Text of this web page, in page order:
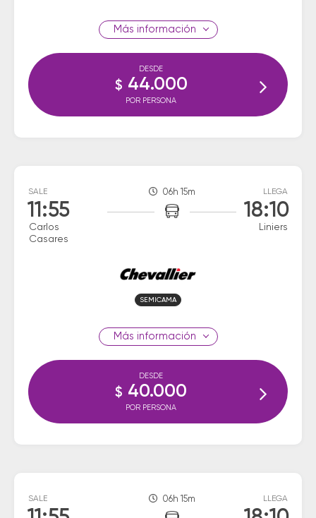
información
DESDE
$ 44.000
POR PERSONA
SALE
11:55
Carlos
Casares
06h 15m LLEGA
18:10
Liniers
SEMICAMA
información
DESDE
$ 40.000
POR PERSONA
SALE 06h 15m LLEGA